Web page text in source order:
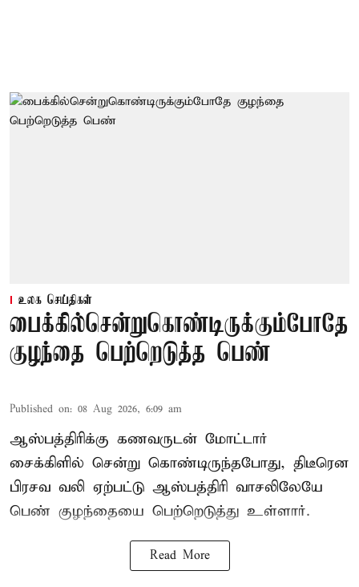
உலக செய்திகள்
பைக்கில்சென்றுகொண்டிருக்கும்போதே
குழந்தை பெற்றெடுத்த பெண்
Published on: 08 Aug 2026, 6:09 am
ஆஸ்பத்திரிக்கு கணவருடன் மோட்டார்
சைக்கிளில் சென்று கொண்டிருந்தபோது, திடீரென
பிரசவ வலி ஏற்பட்டு ஆஸ்பத்திரி வாசலிலேயே
பெண் குழந்தையை பெற்றெடுத்து உள்ளார்.
Read More